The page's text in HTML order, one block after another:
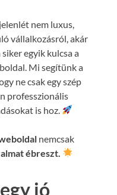
nem luxus,
vállalkozásról, akár
egyik kulcsa a
Mi segítünk a
ne csak egy szép
professzionális
is hoz.
nemcsak
ébreszt.
jó